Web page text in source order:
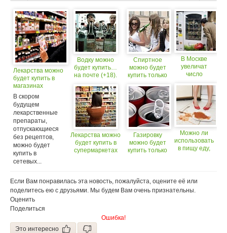
Лекарства можно
будет купить в
магазинах
В скором
будущем
лекарственные
препараты,
отпускающиеся
без рецептов,
можно будет
купить в
сетевых...
Водку можно
будет купить…
на почте (+18).
Лекарства можно
будет купить в
супермаркетах
Спиртное
можно будет
купить только
(+18)
Газировку
можно будет
купить только
В Москве
увеличат
число
автоматов, в
которых
можно будет
купить
продукты
Можно ли
использовать
в пищу еду,
Если Вам понравилась эта новость, пожалуйста, оцените её или
поделитесь ею с друзьями. Мы будем Вам очень признательны.
Оценить
Поделиться
Ошибка!
Это интересно